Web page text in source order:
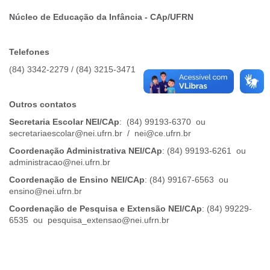
Núcleo de Educação da Infância - CAp/UFRN
Telefones
(84) 3342-2279 / (84) 3215-3471
Outros contatos
Secretaria Escolar NEI/CAp: (84) 99193-6370 ou
secretariaescolar@nei.ufrn.br / nei@ce.ufrn.br
Coordenação Administrativa NEI/CAp: (84) 99193-6261 ou
administracao@nei.ufrn.br
Coordenação de Ensino NEI/CAp: (84) 99167-6563 ou
ensino@nei.ufrn.br
Coordenação de Pesquisa e Extensão NEI/CAp: (84) 99229-
6535 ou pesquisa_extensao@nei.ufrn.br